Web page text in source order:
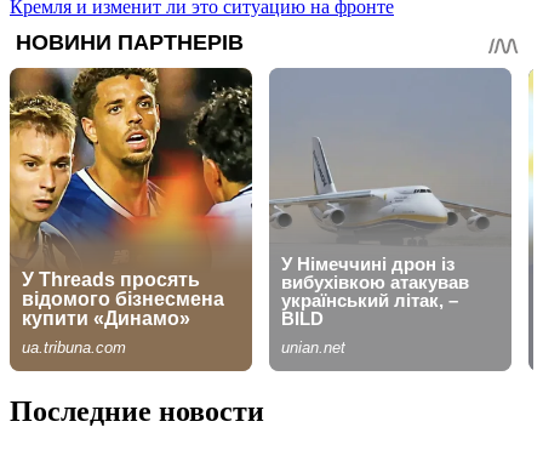
Кремля и изменит ли это ситуацию на фронте
Последние новости